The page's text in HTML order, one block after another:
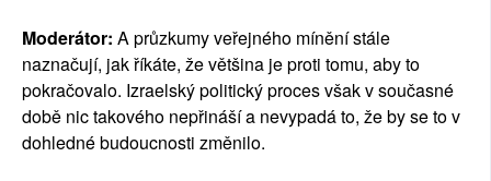
Moderátor: A průzkumy veřejného mínění stále
naznačují, jak říkáte, že většina je proti tomu, aby to
pokračovalo. Izraelský politický proces však v současné
době nic takového nepřináší a nevypadá to, že by se to v
dohledné budoucnosti změnilo.